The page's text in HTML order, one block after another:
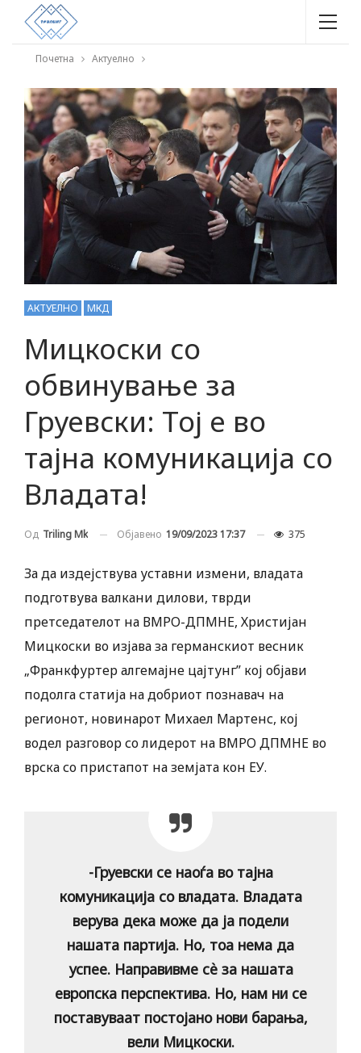
Почетна Актуелно
АКТУЕЛНО МКД
Мицкоски со
обвинување за
Груевски: Тој е во
тајна комуникација со
Владата!
Од Triling Mk Објавено 19/09/2023 17:37 375
За да издејствува уставни измени, владата
подготвува валкани дилови, тврди
претседателот на ВМРО-ДПМНЕ, Христијан
Мицкоски во изјава за германскиот весник
„Франкфуртер алгемајне цајтунг” кој објави
подолга статија на добриот познавач на
регионот, новинарот Михаел Мартенс, кој
водел разговор со лидерот на ВМРО ДПМНЕ во
врска со пристапот на земјата кон ЕУ.
-Груевски се наоѓа во тајна
комуникација со владата. Владата
верува дека може да ја подели
нашата партија. Но, тоа нема да
успее. Направивме сѐ за нашата
европска перспектива. Но, нам ни се
поставуваат постојано нови барања,
вели Мицкоски.